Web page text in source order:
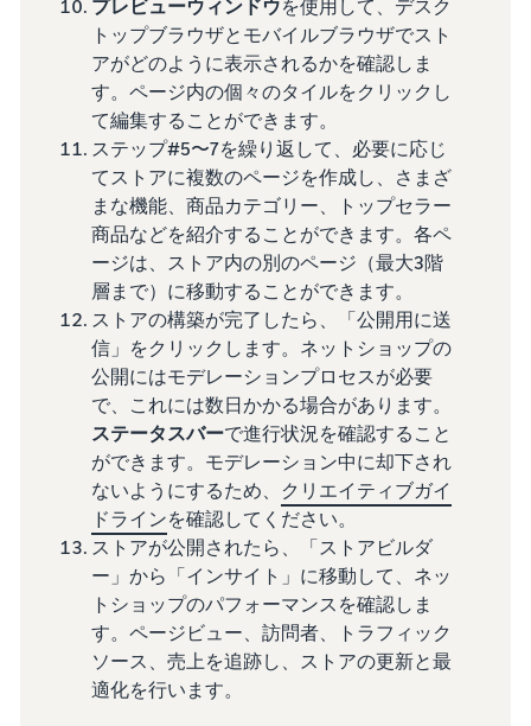
プレビューウィンドウを使用して、デスク
トップブラウザとモバイルブラウザでスト
アがどのように表示されるかを確認しま
す。ページ内の個々のタイルをクリックし
て編集することができます。
ステップ#5〜7を繰り返して、必要に応じ
てストアに複数のページを作成し、さまざ
まな機能、商品カテゴリー、トップセラー
商品などを紹介することができます。各ペ
ージは、ストア内の別のページ（最大3階
層まで）に移動することができます。
ストアの構築が完了したら、「公開用に送
信」をクリックします。ネットショップの
公開にはモデレーションプロセスが必要
で、これには数日かかる場合があります。
ステータスバーで進行状況を確認すること
ができます。モデレーション中に却下され
ないようにするため、 クリエイティブガイ
ドラインを確認してください。
ストアが公開されたら、「ストアビルダ
ー」から「インサイト」に移動して、ネッ
トショップのパフォーマンスを確認しま
す。ページビュー、訪問者、トラフィック
ソース、売上を追跡し、ストアの更新と最
適化を行います。